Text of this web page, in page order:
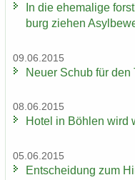
In die ehe­ma­li­ge
burg zie­hen
09.06.2015
Neuer Schub für
08.06.2015
Hotel in Böh­len wird
05.06.2015
Ent­schei­dung zum